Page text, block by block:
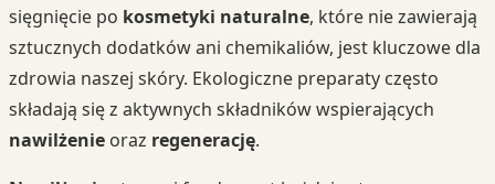
sięgnięcie po kosmetyki naturalne, które nie zawierają
sztucznych dodatków ani chemikaliów, jest kluczowe dla
zdrowia naszej skóry. Ekologiczne preparaty często
składają się z aktywnych składników wspierających
nawilżenie oraz regenerację.